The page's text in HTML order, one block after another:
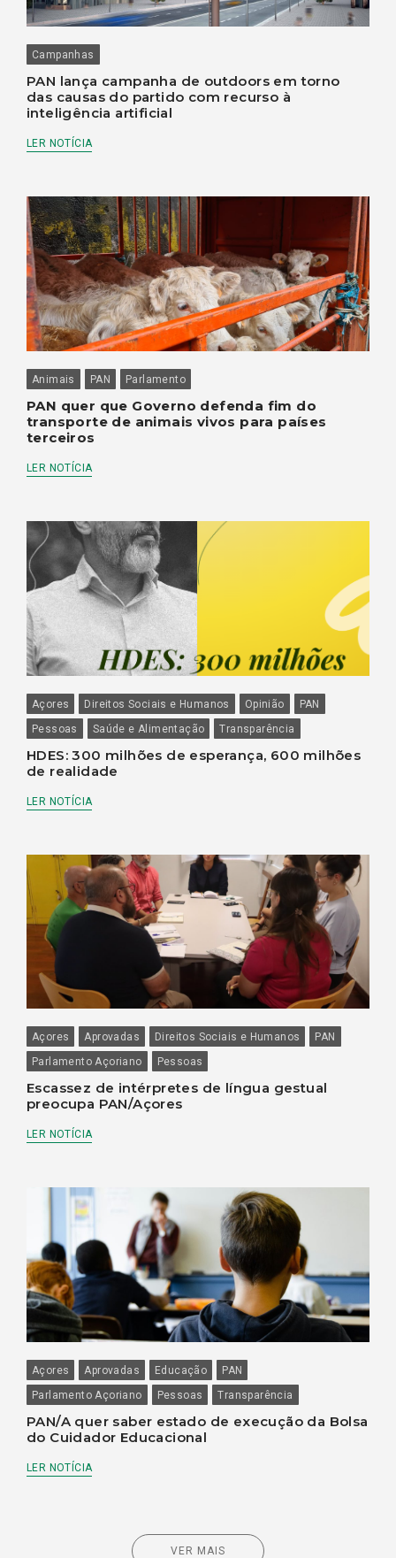
Campanhas
PAN lança campanha de outdoors em torno
das causas do partido com recurso à
inteligência artificial
LER NOTÍCIA
Animais PAN Parlamento
PAN quer que Governo defenda fim do
transporte de animais vivos para países
terceiros
LER NOTÍCIA
Açores Direitos Sociais e Humanos Opinião
PAN
Pessoas
Saúde e Alimentação Transparência
HDES: 300 milhões de esperança, 600 milhões
de realidade
LER NOTÍCIA
Açores Aprovadas Direitos Sociais e Humanos
PAN
Parlamento Açoriano
Pessoas
Escassez de intérpretes de língua gestual
preocupa PAN/Açores
LER NOTÍCIA
Açores Aprovadas Educação
PAN
Parlamento Açoriano
Pessoas Transparência
PAN/A quer saber estado de execução da Bolsa
do Cuidador Educacional
LER NOTÍCIA
VER MAIS